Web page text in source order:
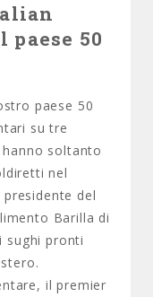
paese 50
paese 50
su tre
soltanto
nel
del
Barilla di
sughi pronti
il premier